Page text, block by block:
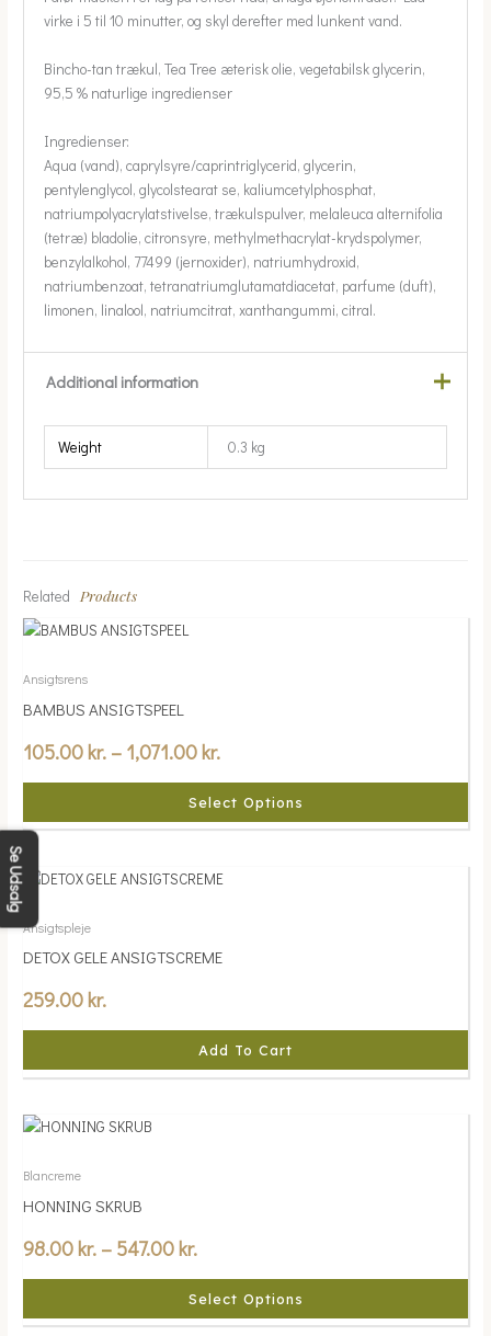
virke i 5 til 10 minutter, og skyl derefter med lunkent vand.
Bincho-tan trækul, Tea Tree æterisk olie, vegetabilsk glycerin,
95,5 % naturlige ingredienser
Ingredienser:
Aqua (vand), caprylsyre/caprintriglycerid, glycerin,
pentylenglycol, glycolstearat se, kaliumcetylphosphat,
natriumpolyacrylatstivelse, trækulspulver, melaleuca alternifolia
(tetræ) bladolie, citronsyre, methylmethacrylat-krydspolymer,
benzylalkohol, 77499 (jernoxider), natriumhydroxid,
natriumbenzoat, tetranatriumglutamatdiacetat, parfume (duft),
limonen, linalool, natriumcitrat, xanthangummi, citral.
Additional information
Weight 0.3 kg
Related Products
Ansigtsrens
BAMBUS ANSIGTSPEEL
105.00kr. – 1,071.00kr.
Select Options
This
has
multiple
The
be
chosen
product
Ansigtspleje
DETOX GELE ANSIGTSCREME
259.00kr.
Add To Cart
Blancreme
HONNING SKRUB
98.00kr. – 547.00kr.
Select Options
This
has
multiple
The
be
Se Udsalg